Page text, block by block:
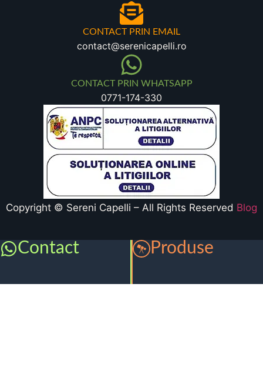
CONTACT PRIN EMAIL
contact@serenicapelli.ro
CONTACT PRIN WHATSAPP
0771-174-330
Copyright © Sereni Capelli – All Rights Reserved Blog
Contact Produse